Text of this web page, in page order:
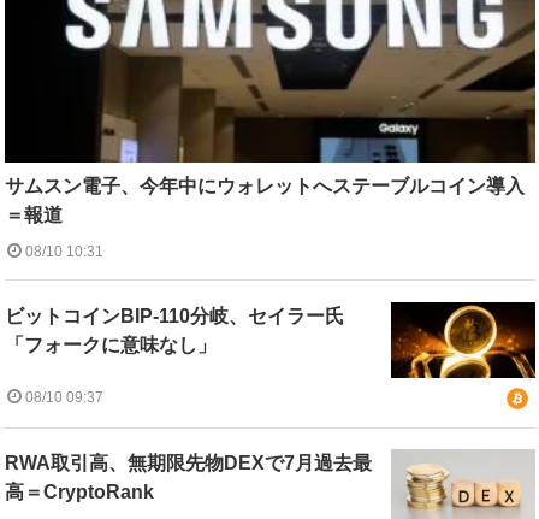
サムスン電子、今年中にウォレットへステーブルコイン導入
＝報道
08/10 10:31
ビットコインBIP-110分岐、セイラー氏
「フォークに意味なし」
08/10 09:37
RWA取引高、無期限先物DEXで7月過去最
高＝CryptoRank